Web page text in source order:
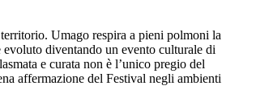
Umago respira a pieni polmoni la
diventando un evento culturale di
e curata non è l’unico pregio del
affermazione del Festival negli ambienti